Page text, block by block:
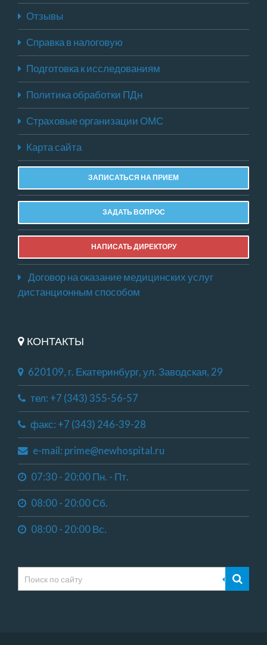
Отзывы
Справка в налоговую
Подготовка к исследованиям
Политика обработки ПДн
Страховые организации ОМС
Карта сайта
ЗАПИСАТЬСЯ НА ПРИЕМ
ЗАДАТЬ ВОПРОС
НАПИСАТЬ ДИРЕКТОРУ
Договор на оказание медицинских услуг
дистанционным способом
КОНТАКТЫ
620109, г. Екатеринбург, ул. Заводская, 29
тел: +7 (343) 355-56-57
факс: +7 (343) 246-39-28
e-mail: prime@newhospital.ru
07:30 - 20:00 Пн. - Пт.
08:00 - 20:00 Сб.
08:00 - 20:00 Вс.